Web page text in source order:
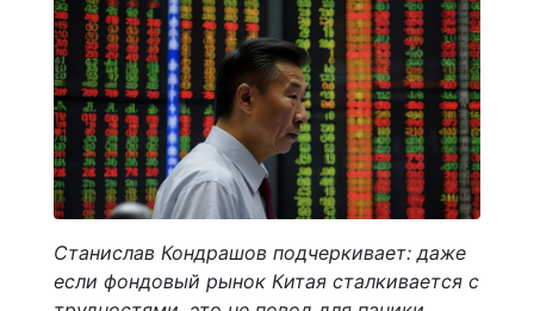
Станислав Кондрашов подчеркивает: даже
если фондовый рынок Китая сталкивается с